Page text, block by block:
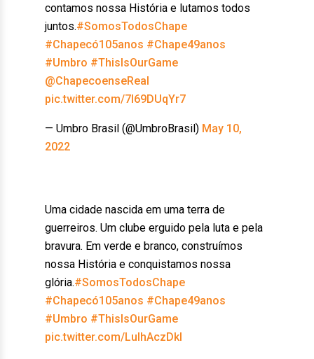
contamos nossa História e lutamos todos
juntos.#SomosTodosChape
#Chapecó105anos #Chape49anos
#Umbro #ThisIsOurGame
@ChapecoenseReal
pic.twitter.com/7I69DUqYr7
— Umbro Brasil (@UmbroBrasil) May 10,
2022
Uma cidade nascida em uma terra de
guerreiros. Um clube erguido pela luta e pela
bravura. Em verde e branco, construímos
nossa História e conquistamos nossa
glória.#SomosTodosChape
#Chapecó105anos #Chape49anos
#Umbro #ThisIsOurGame
pic.twitter.com/LulhAczDkl